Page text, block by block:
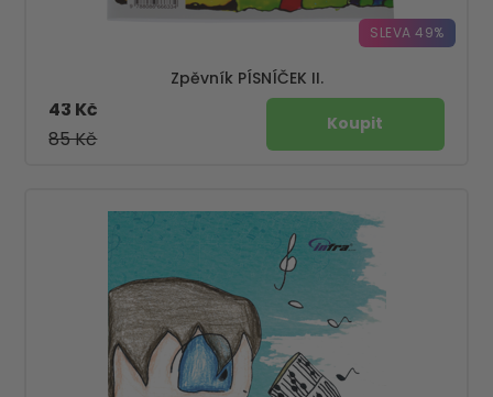
SLEVA 49%
Zpěvník PÍSNÍČEK II.
85 Kč
43 Kč